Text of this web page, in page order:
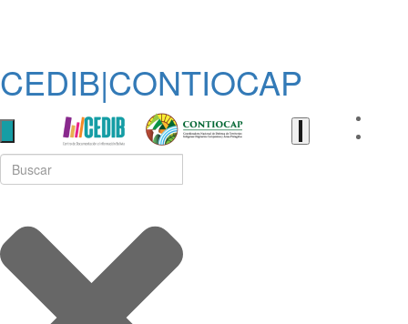
CEDIB|CONTIOCAP